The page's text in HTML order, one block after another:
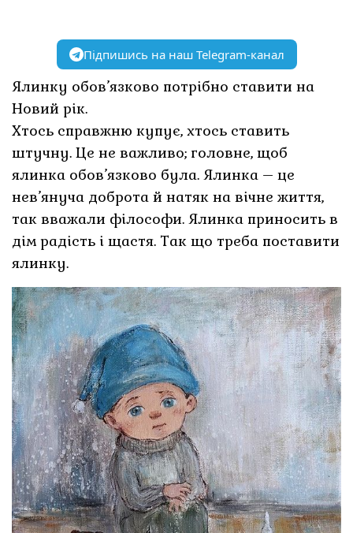
Підпишись на наш Telegram-канал
Ялинку обов’язково потрібно ставити на
Новий рік.
Хтось справжню купує, хтось ставить
штучну. Це не важливо; головне, щоб
ялинка обов’язково була. Ялинка – це
нев’януча доброта й натяк на вічне життя,
так вважали філософи. Ялинка приносить в
дім радість і щастя. Так що треба поставити
ялинку.